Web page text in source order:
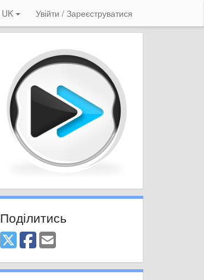
UK Увійти / Зареєструватися
Поділитись